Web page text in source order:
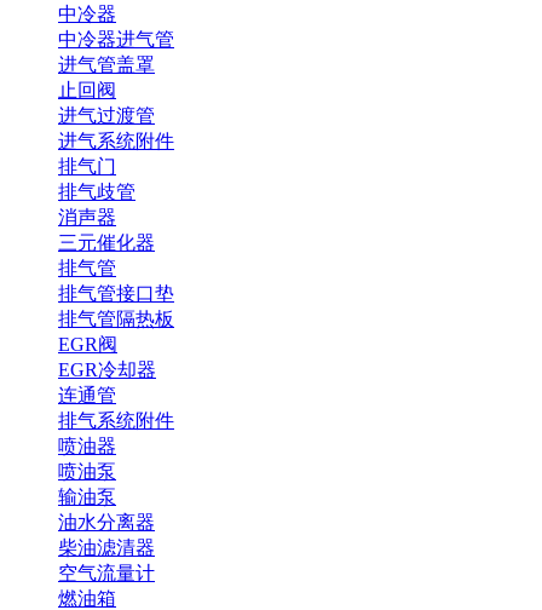
中冷器
中冷器进气管
进气管盖罩
止回阀
进气过渡管
进气系统附件
排气门
排气歧管
消声器
三元催化器
排气管
排气管接口垫
排气管隔热板
EGR阀
EGR冷却器
连通管
排气系统附件
喷油器
喷油泵
输油泵
油水分离器
柴油滤清器
空气流量计
燃油箱